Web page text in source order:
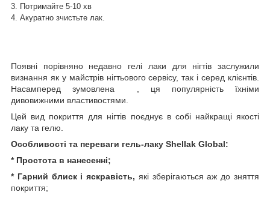
3. Потримайте 5-10 хв
4. Акуратно зчистьте лак.
Появні порівняно недавно гелі лаки для нігтів заслужили
визнання як у майстрів нігтьового сервісу, так і серед клієнтів.
Насамперед зумовлена , ця популярність їхніми
дивовижними властивостями.
Цей вид покриття для нігтів поєднує в собі найкращі якості
лаку та гелю.
Особливості та переваги гель-лаку Shellak Global:
* Простота в нанесенні;
* Гарний блиск і яскравість, які зберігаються аж до зняття
покриття;